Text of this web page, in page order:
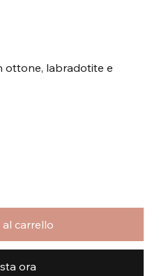
ottone, labradotite e
carrello
ora